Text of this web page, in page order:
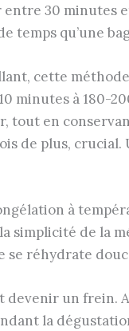
30 minutes
temps qu’une
cette méthode
minutes à 180-
tout en
de plus,
à
simplicité de la
se réhydrate
un frein.
la